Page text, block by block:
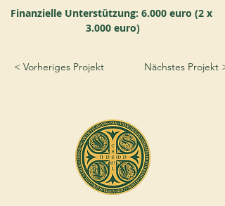
Finanzielle Unterstützung: 6.000 euro (2 x
3.000 euro)
< Vorheriges Projekt Nächstes Projekt >